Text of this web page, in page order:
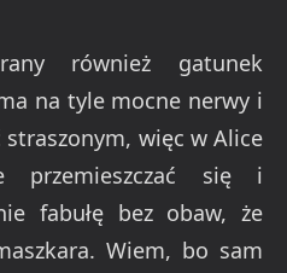
również gatunek
na tyle mocne nerwy i
więc w Alice
przemieszczać się i
fabułę bez obaw, że
Wiem, bo sam